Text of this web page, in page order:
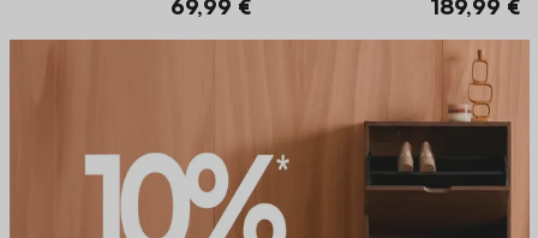
69,99 € 189,99 €